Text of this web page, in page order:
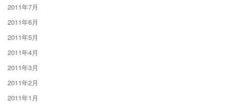
2011年7月
2011年6月
2011年5月
2011年4月
2011年3月
2011年2月
2011年1月